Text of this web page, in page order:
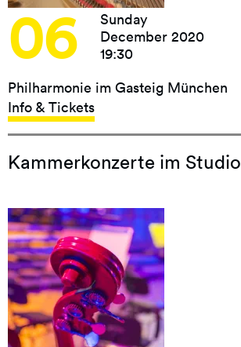
06
Sunday
December 2020
19:30
Philharmonie im Gasteig München
Info & Tickets
Kammerkonzerte im Studio